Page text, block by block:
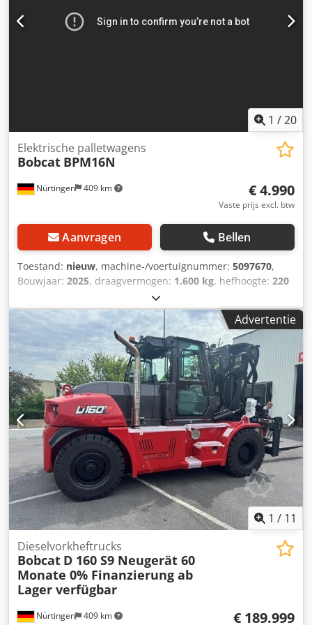
1 /20
Nürtingen 409 km
Elektrische palletwagens
Bobcat BPM16N
€ 4.990
Vaste prijs excl. btw
Aanvragen Bellen
Toestand: nieuw, machine-/voertuignummer: 5097670,
Bouwjaar: 2025, draagvermogen: 1.600 kg, hefhoogte: 220
600 mm
elektrisch, masttype:overig, bouwhoogte:1.300 mm,
batterijspanning:25,6 V, vorklengte:1.150 mm,
totaalgewicht:
400 kg, 5097670 Serienummer: OBWN3-
0000 Dsdpeytldgjfx Amtokr Specificaties accu: 25,6 V, 150
Ah
Advertentie
1 / 11
Nürtingen 409 km
Dieselvorkheftrucks
Bobcat D 160 S9 Neugerät 60
Monate 0% Finanzierung ab
Lager verfügbar
€ 189.999